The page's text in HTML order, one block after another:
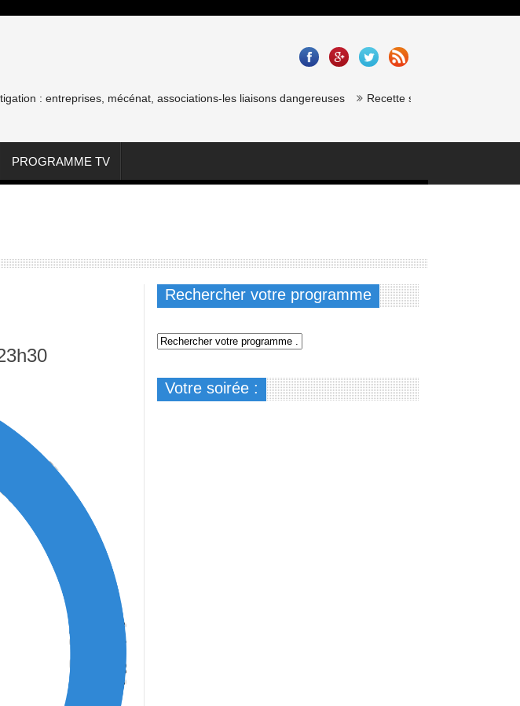
: entreprises, mécénat, associations-les liaisons dangereuses Recette saumon gravlax de chef
PROGRAMME TV
Rechercher votre programme
Votre soirée :